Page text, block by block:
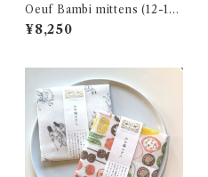
Oeuf Bambi mittens (12-18
m)
¥8,250